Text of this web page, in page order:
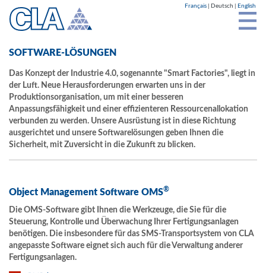
Français Deutsch English
SOFTWARE-LÖSUNGEN
Das Konzept der Industrie 4.0, sogenannte "Smart Factories", liegt in
der Luft. Neue Herausforderungen erwarten uns in der
Produktionsorganisation, um mit einer besseren
Anpassungsfähigkeit und einer effizienteren Ressourcenallokation
verbunden zu werden. Unsere Ausrüstung ist in diese Richtung
ausgerichtet und unsere Softwarelösungen geben Ihnen die
Sicherheit, mit Zuversicht in die Zukunft zu blicken.
Object Management Software OMS®
Die OMS-Software gibt Ihnen die Werkzeuge, die Sie für die
Steuerung, Kontrolle und Überwachung Ihrer Fertigungsanlagen
benötigen. Die insbesondere für das SMS-Transportsystem von CLA
ange­passte Software eignet sich auch für die Verwaltung anderer
Fertigungsanlagen.